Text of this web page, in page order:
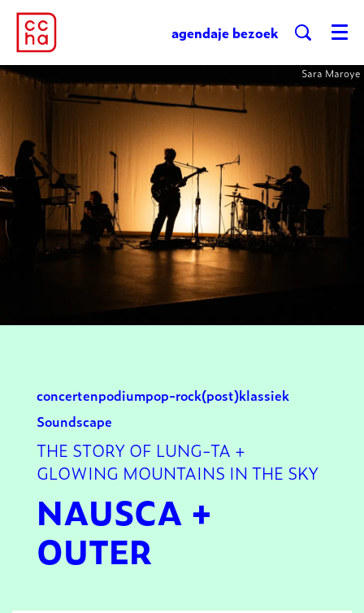
agendaje bezoek Menu
Sara Maroye
concertenpodiumpop-rock(post)klassiek
Soundscape
THE STORY OF LUNG-TA +
GLOWING MOUNTAINS IN THE SKY
NAUSCA +
OUTER